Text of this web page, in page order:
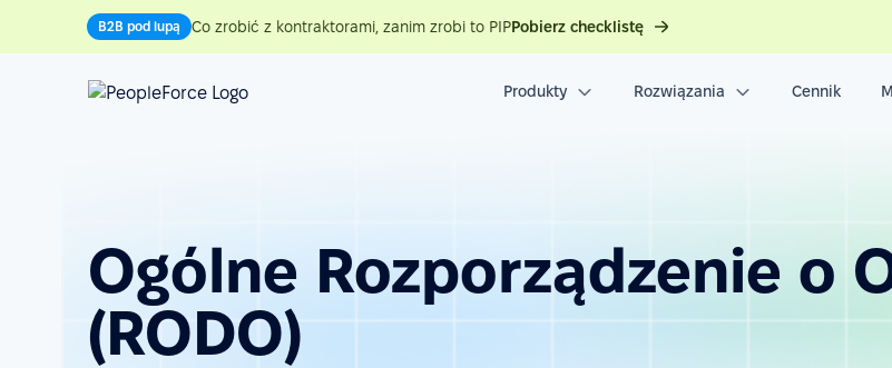
B2B pod lupą Co zrobić z kontraktorami, zanim zrobi to PIPPobierz checklistę
Produkty Rozwiązania Cennik
Ogólne Rozporządzenie o
(RODO)